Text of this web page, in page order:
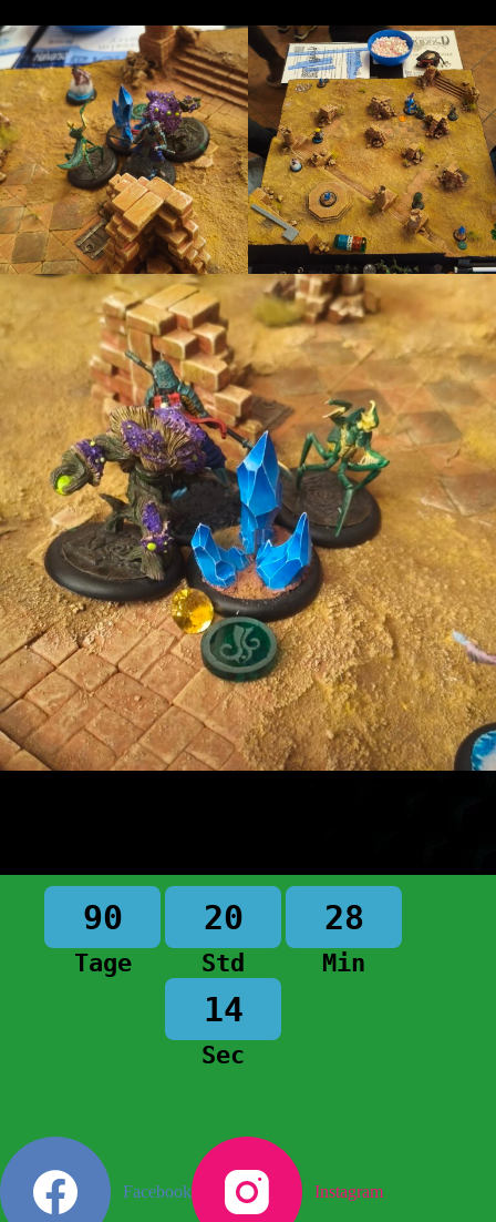
90
Tage
20
Std
28
Min
13
Sec
Facebook Instagram